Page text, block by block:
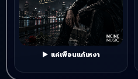
▶ แค่เพื่อนแก้เหงา